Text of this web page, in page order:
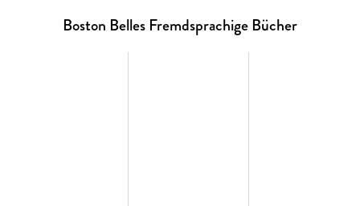
Boston Belles Fremdsprachige Bücher